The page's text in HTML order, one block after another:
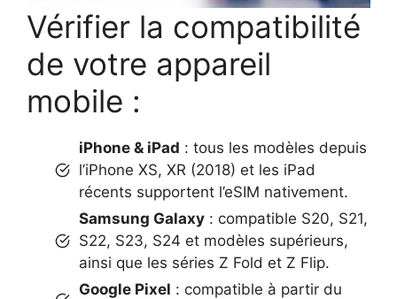
Vérifier la compatibilité
de votre appareil
mobile :
iPhone & iPad : tous les modèles depuis
l’iPhone XS, XR (2018) et les iPad
récents supportent l’eSIM nativement.
Samsung Galaxy : compatible S20, S21,
S22, S23, S24 et modèles supérieurs,
ainsi que les séries Z Fold et Z Flip.
Google Pixel : compatible à partir du